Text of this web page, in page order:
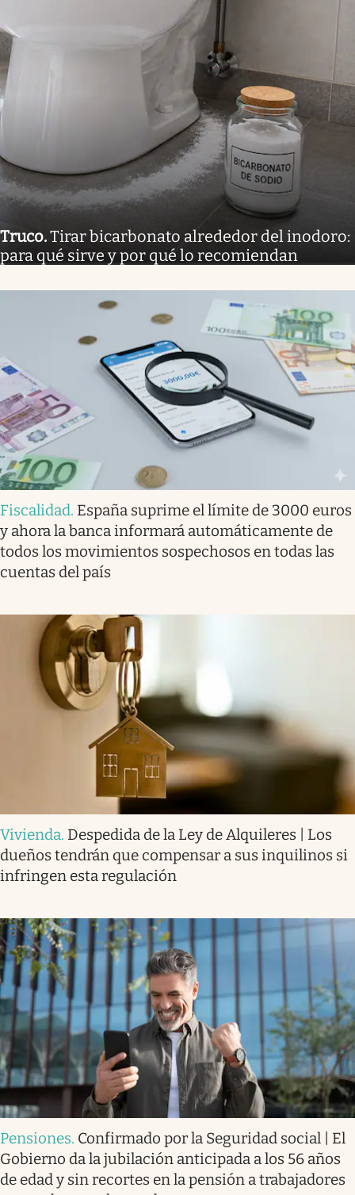
Truco.Tirar bicarbonato alrededor del inodoro:
para qué sirve y por qué lo recomiendan
Fiscalidad. España suprime el límite de 3000 euros
y ahora la banca informará automáticamente de
todos los movimientos sospechosos en todas las
cuentas del país
Vivienda. Despedida de la Ley de Alquileres | Los
dueños tendrán que compensar a sus inquilinos si
infringen esta regulación
Pensiones. Confirmado por la Seguridad social | El
Gobierno da la jubilación anticipada a los 56 años
de edad y sin recortes en la pensión a trabajadores